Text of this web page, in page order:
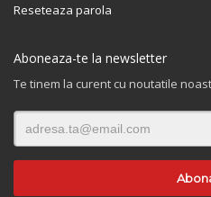
Reseteaza parola
Aboneaza-te la newsletter
Te tinem la curent cu noutatile